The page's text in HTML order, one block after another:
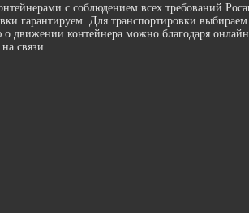
с соблюдением всех требований
гарантируем. Для транспортировки
движении контейнера можно благодаря
связи.